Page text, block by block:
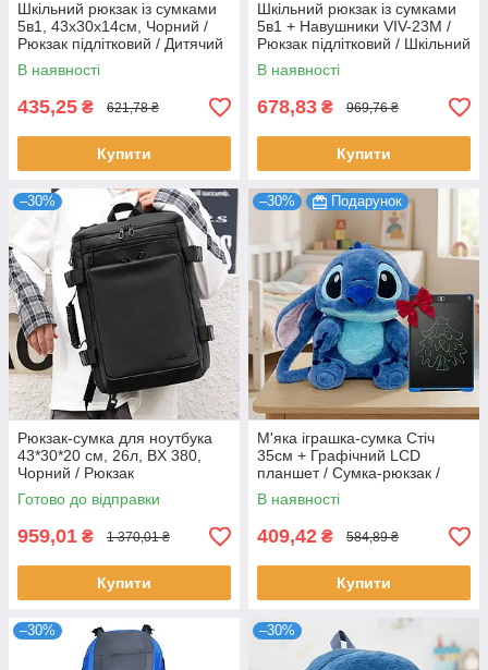
Шкільний рюкзак із сумками
5в1, 43х30х14см, Чорний /
Рюкзак підлітковий / Дитячий
рюкзак до школи / Шкільний
портфель
В наявності
435,25 ₴ 621,78 ₴
Купити
Шкільний рюкзак із сумками
5в1 + Навушники VIV-23M /
Рюкзак підлітковий / Шкільний
портфель
В наявності
678,83 ₴ 969,76 ₴
Купити
–30%
Рюкзак-сумка для ноутбука
43*30*20 см, 26л, BX 380,
Чорний / Рюкзак
трансформер / Рюкзак для
ноутбука
Готово до відправки
959,01 ₴ 1 370,01 ₴
Купити
–30% Подарунок
М'яка іграшка-сумка Стіч
35см + Графічний LCD
планшет / Сумка-рюкзак /
Іграшка рюкзак / Дитячий
рюкзак / Рюкзак Стіч
В наявності
409,42 ₴ 584,89 ₴
Купити
–30% –30%